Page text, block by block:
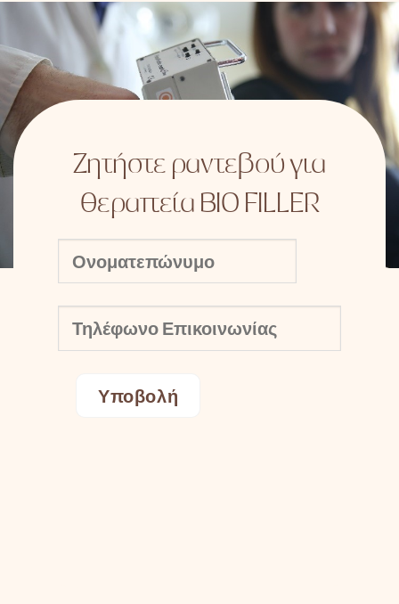
Ζητήστε ραντεβού για
θεραπεία BIO FILLER